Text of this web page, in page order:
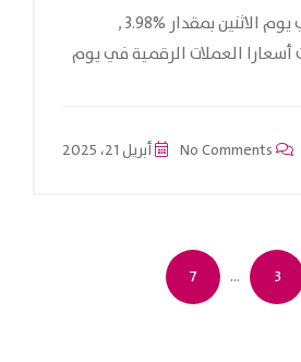
البيتكوين يرتفع في يوم الاثنين بمقدار %3.98 ,
أسعارا العملات الرقمية في يوم
أبريل 21، 2025
3
…
7